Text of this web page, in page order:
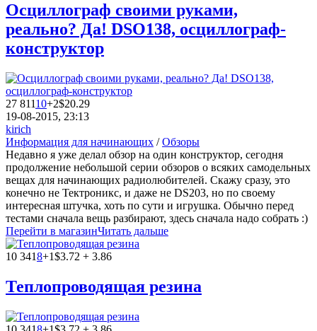
Осциллограф своими руками,
реально? Да! DSO138, осциллограф-
конструктор
27 81110+2$20.29
19-08-2015, 23:13
kirich
Информация для начинающих /Обзоры
Недавно я уже делал обзор на один конструктор, сегодня
продолжение небольшой серии обзоров о всяких самодельных
вещах для начинающих радиолюбителей. Скажу сразу, это
конечно не Тектроникс, и даже не DS203, но по своему
интересная штучка, хоть по сути и игрушка. Обычно перед
тестами сначала вещь разбирают, здесь сначала надо собрать :)
Перейти в магазинЧитать дальше
10 3418+1$3.72 + 3.86
Теплопроводящая резина